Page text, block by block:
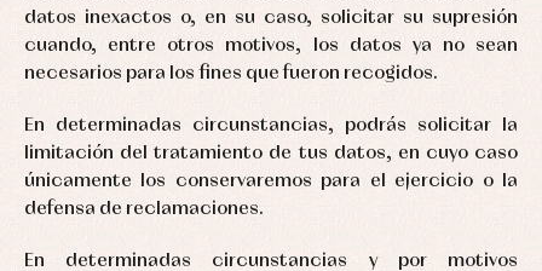
datos inexactos o, en su caso, solicitar su supresión
cuando, entre otros motivos, los datos ya no sean
necesarios para los fines que fueron recogidos.
En determinadas circunstancias, podrás solicitar la
limitación del tratamiento de tus datos, en cuyo caso
únicamente los conservaremos para el ejercicio o la
defensa de reclamaciones.
En determinadas circunstancias y por motivos